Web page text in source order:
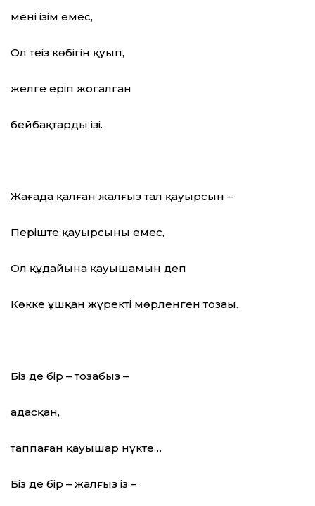
менің ізім емес,
Ол теңіз көбігін қуып,
желге еріп жоғалған
бейбақтардың ізі.
Жағада қалған жалғыз тал қауырсын –
Періште қауырсыны емес,
Ол құдайына қауышамын деп
Көкке ұшқан жүректің мөрленген тозаңы.
Біз де бір – тозаңбыз –
адасқан,
таппаған қауышар нүкте…
Біз де бір – жалғыз із –